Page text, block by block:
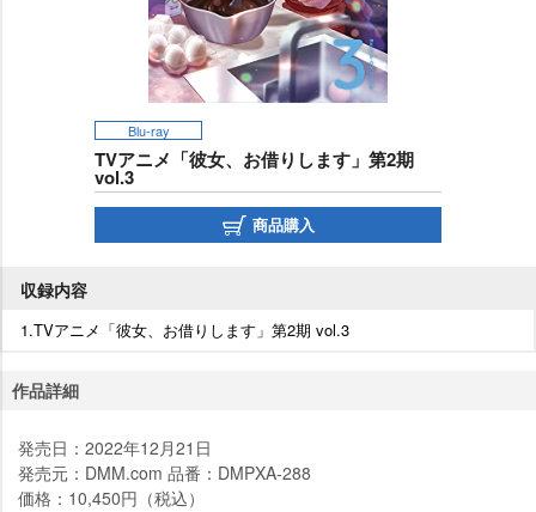
Blu-ray
TVアニメ「彼女、お借りします」第2期
vol.3
商品購入
収録内容
1.TVアニメ「彼女、お借りします」第2期 vol.3
作品詳細
発売日：2022年12月21日
発売元：DMM.com 品番：DMPXA-288
価格：10,450円（税込）